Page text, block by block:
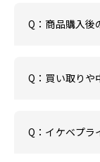
Q：商品購入後
Q：買い取りや
Q：イケベプラ